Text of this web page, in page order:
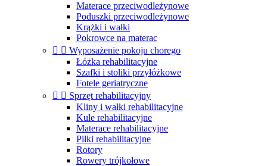
Materace przeciwodleżynowe
Poduszki przeciwodleżynowe
Krążki i wałki
Pokrowce na materac
  Wyposażenie pokoju chorego
Łóżka rehabilitacyjne
Szafki i stoliki przyłóżkowe
Fotele geriatryczne
  Sprzęt rehabilitacyjny
Kliny i wałki rehabilitacyjne
Kule rehabilitacyjne
Materace rehabilitacyjne
Piłki rehabilitacyjne
Rotory
Rowery trójkołowe